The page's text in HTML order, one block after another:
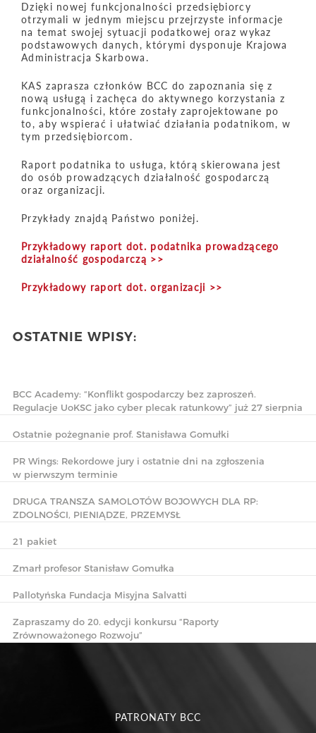
OSTATNIE WPISY:
BCC Academy: “Konflikt gospodarczy bez zaproszeń.
Regulacje UoKSC jako cyber plecak ratunkowy” już 27 sierpnia
Ostatnie pożegnanie prof. Stanisława Gomułki
PR Wings: Rekordowe jury i ostatnie dni na zgłoszenia
w pierwszym terminie
DRUGA TRANSZA SAMOLOTÓW BOJOWYCH DLA RP:
ZDOLNOŚCI, PIENIĄDZE, PRZEMYSŁ
21 pakiet
Zmarł profesor Stanisław Gomułka
Pallotyńska Fundacja Misyjna Salvatti
Zapraszamy do 20. edycji konkursu “Raporty
Zrównoważonego Rozwoju”
Dzięki nowej funkcjonalności przedsiębiorcy
otrzymali w jednym miejscu przejrzyste informacje
na temat swojej sytuacji podatkowej oraz wykaz
podstawowych danych, którymi dysponuje Krajowa
Administracja Skarbowa.
KAS zaprasza członków BCC do zapoznania się z
nową usługą i zachęca do aktywnego korzystania z
funkcjonalności, które zostały zaprojektowane po
to, aby wspierać i ułatwiać działania podatnikom, w
tym przedsiębiorcom.
Raport podatnika to usługa, którą skierowana jest
do osób prowadzących działalność gospodarczą
oraz organizacji.
Przykłady znajdą Państwo poniżej.
Przykładowy raport dot. podatnika prowadzącego
działalność gospodarczą >>
Przykładowy raport dot. organizacji >>
PATRONATY BCC